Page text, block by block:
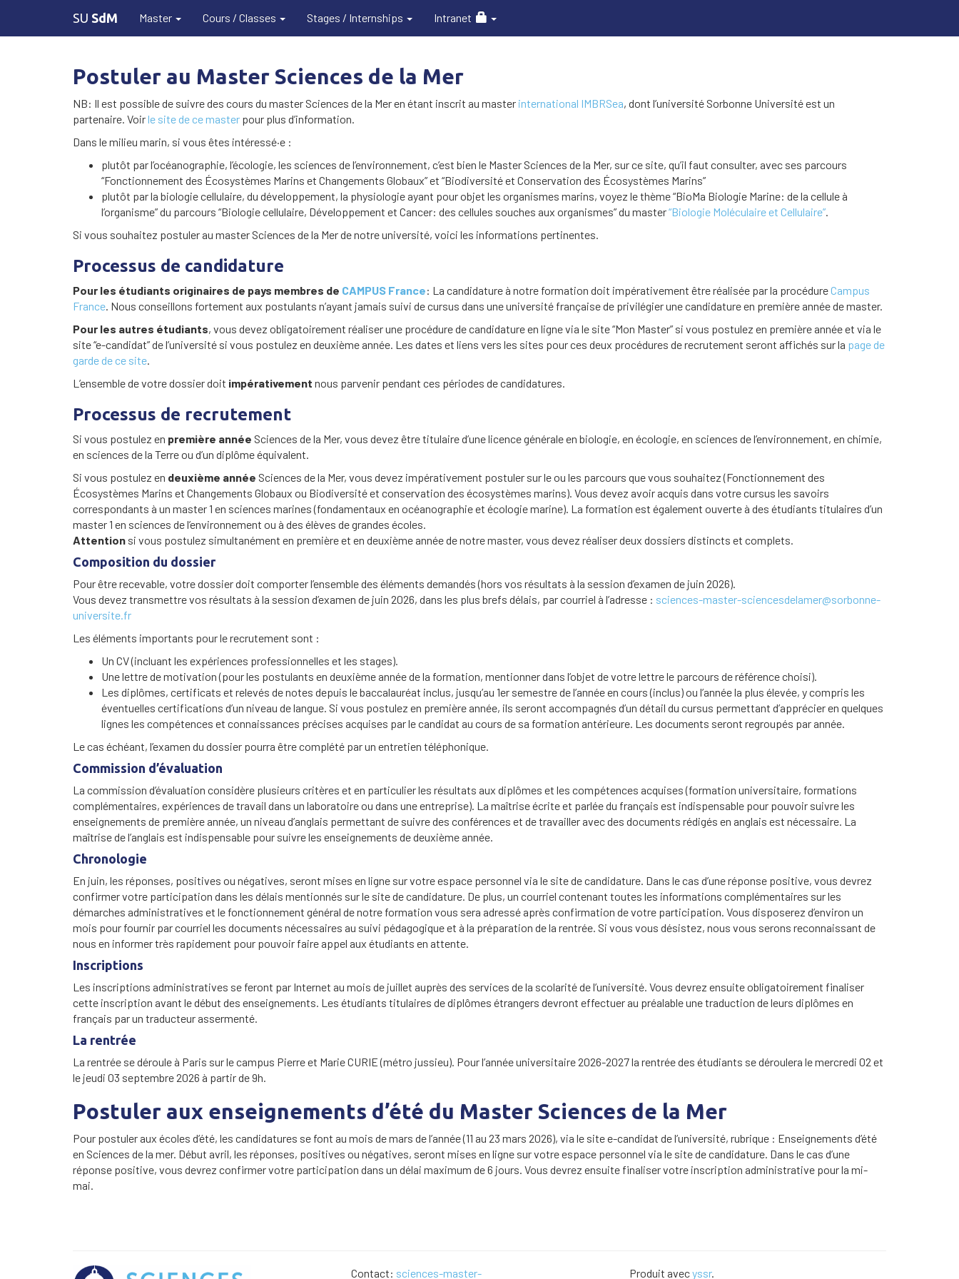
SU SdM Master Cours / Classes Stages / Internships Intranet
Postuler au Master Sciences de la Mer
NB: Il est possible de suivre des cours du master Sciences de la Mer en étant inscrit au master international IMBRSea, dont l’université Sorbonne Université est un
partenaire. Voirle site de ce master pour plus d’information.
Dans le milieu marin, si vous êtes intéressé·e :
plutôt par l’océanographie, l’écologie, les sciences de l’environnement, c’est bien le Master Sciences de la Mer, sur ce site, qu’il faut consulter, avec ses parcours
“Fonctionnement des Écosystèmes Marins et Changements Globaux” et “Biodiversité et Conservation des Écosystèmes Marins”
plutôt par la biologie cellulaire, du développement, la physiologie ayant pour objet les organismes marins, voyez le thème “BioMa Biologie Marine: de la cellule à
l’organisme” du parcours “Biologie cellulaire, Développement et Cancer: des cellules souches aux organismes” du master“Biologie Moléculaire et Cellulaire”.
Si vous souhaitez postuler au master Sciences de la Mer de notre université, voici les informations pertinentes.
Processus de candidature
Pour les étudiants originaires de pays membres de CAMPUS France: La candidature à notre formation doit impérativement être réalisée par la procédureCampus
France. Nous conseillons fortement aux postulants n’ayant jamais suivi de cursus dans une université française de privilégier une candidature en première année de master.
Pour les autres étudiants, vous devez obligatoirement réaliser une procédure de candidature en ligne via le site “Mon Master” si vous postulez en première année et via le
site “e-candidat” de l’université si vous postulez en deuxième année. Les dates et liens vers les sites pour ces deux procédures de recrutement seront affichés sur la page de
garde de ce site.
L’ensemble de votre dossier doit impérativement nous parvenir pendant ces périodes de candidatures.
Processus de recrutement
Si vous postulez en première année Sciences de la Mer, vous devez être titulaire d’une licence générale en biologie, en écologie, en sciences de l’environnement, en chimie,
en sciences de la Terre ou d’un diplôme équivalent.
Si vous postulez en deuxième année Sciences de la Mer, vous devez impérativement postuler sur le ou les parcours que vous souhaitez (Fonctionnement des
Écosystèmes Marins et Changements Globaux ou Biodiversité et conservation des écosystèmes marins). Vous devez avoir acquis dans votre cursus les savoirs
correspondants à un master 1 en sciences marines (fondamentaux en océanographie et écologie marine). La formation est également ouverte à des étudiants titulaires d’un
master 1 en sciences de l’environnement ou à des élèves de grandes écoles.
Attention si vous postulez simultanément en première et en deuxième année de notre master, vous devez réaliser deux dossiers distincts et complets.
Composition du dossier
Pour être recevable, votre dossier doit comporter l’ensemble des éléments demandés (hors vos résultats à la session d’examen de juin 2026).
Vous devez transmettre vos résultats à la session d’examen de juin 2026, dans les plus brefs délais, par courriel à l’adresse : sciences-master-sciencesdelamer@sorbonne-
universite.fr
Les éléments importants pour le recrutement sont :
Un CV (incluant les expériences professionnelles et les stages).
Une lettre de motivation (pour les postulants en deuxième année de la formation, mentionner dans l’objet de votre lettre le parcours de référence choisi).
Les diplômes, certificats et relevés de notes depuis le baccalauréat inclus, jusqu’au 1er semestre de l’année en cours (inclus) ou l’année la plus élevée, y compris les
éventuelles certifications d’un niveau de langue. Si vous postulez en première année, ils seront accompagnés d’un détail du cursus permettant d’apprécier en quelques
lignes les compétences et connaissances précises acquises par le candidat au cours de sa formation antérieure. Les documents seront regroupés par année.
Le cas échéant, l’examen du dossier pourra être complété par un entretien téléphonique.
Commission d’évaluation
La commission d’évaluation considère plusieurs critères et en particulier les résultats aux diplômes et les compétences acquises (formation universitaire, formations
complémentaires, expériences de travail dans un laboratoire ou dans une entreprise). La maîtrise écrite et parlée du français est indispensable pour pouvoir suivre les
enseignements de première année, un niveau d’anglais permettant de suivre des conférences et de travailler avec des documents rédigés en anglais est nécessaire. La
maîtrise de l’anglais est indispensable pour suivre les enseignements de deuxième année.
Chronologie
En juin, les réponses, positives ou négatives, seront mises en ligne sur votre espace personnel via le site de candidature. Dans le cas d’une réponse positive, vous devrez
confirmer votre participation dans les délais mentionnés sur le site de candidature. De plus, un courriel contenant toutes les informations complémentaires sur les
démarches administratives et le fonctionnement général de notre formation vous sera adressé après confirmation de votre participation. Vous disposerez d’environ un
mois pour fournir par courriel les documents nécessaires au suivi pédagogique et à la préparation de la rentrée. Si vous vous désistez, nous vous serons reconnaissant de
nous en informer très rapidement pour pouvoir faire appel aux étudiants en attente.
Inscriptions
Les inscriptions administratives se feront par Internet au mois de juillet auprès des services de la scolarité de l’université. Vous devrez ensuite obligatoirement finaliser
cette inscription avant le début des enseignements. Les étudiants titulaires de diplômes étrangers devront effectuer au préalable une traduction de leurs diplômes en
français par un traducteur assermenté.
La rentrée
La rentrée se déroule à Paris sur le campus Pierre et Marie CURIE (métro jussieu). Pour l’année universitaire 2026-2027 la rentrée des étudiants se déroulera le mercredi 02 et
le jeudi 03 septembre 2026 à partir de 9h.
Postuler aux enseignements d’été du Master Sciences de la Mer
Pour postuler aux écoles d’été, les candidatures se font au mois de mars de l’année (11 au 23 mars 2026), via le site e-candidat de l’université, rubrique : Enseignements d’été
en Sciences de la mer. Début avril, les réponses, positives ou négatives, seront mises en ligne sur votre espace personnel via le site de candidature. Dans le cas d’une
réponse positive, vous devrez confirmer votre participation dans un délai maximum de 6 jours. Vous devrez ensuite finaliser votre inscription administrative pour la mi-
mai.
Contact: sciences-master- Produit avecyssr.